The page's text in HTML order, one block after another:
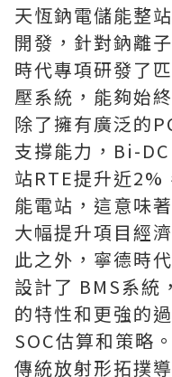
天恆鈉電儲能整
開發，針對鈉離
時代專項研發了
壓系統，能夠始
除了擁有廣泛的
支撐能力，Bi-
站RTE提升近2%
能電站，這意味
大幅提升項目經
此之外，寧德時
設計了 BMS系統
的特性和更強的
SOC估算和策略
傳統放射形拓撲